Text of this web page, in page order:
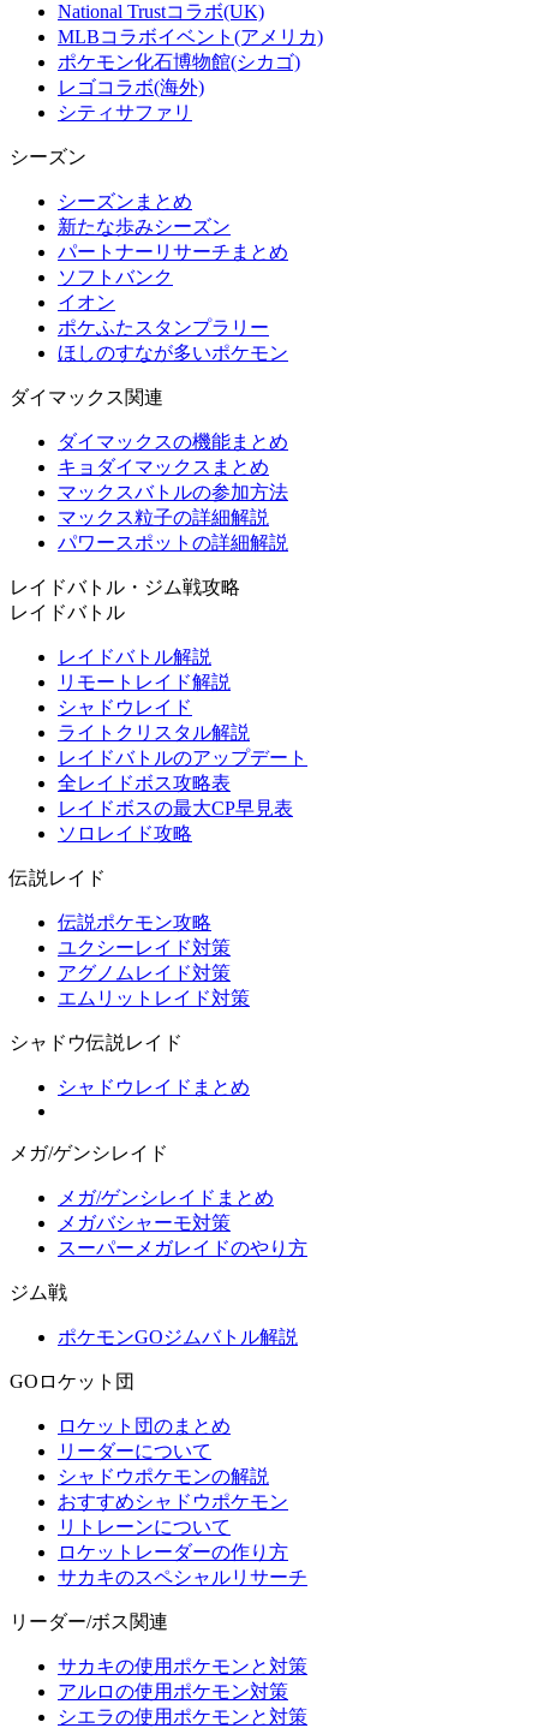
National Trustコラボ(UK)
MLBコラボイベント(アメリカ)
ポケモン化石博物館(シカゴ)
レゴコラボ(海外)
シティサファリ
シーズン
シーズンまとめ
新たな歩みシーズン
パートナーリサーチまとめ
ソフトバンク
イオン
ポケふたスタンプラリー
ほしのすなが多いポケモン
ダイマックス関連
ダイマックスの機能まとめ
キョダイマックスまとめ
マックスバトルの参加方法
マックス粒子の詳細解説
パワースポットの詳細解説
レイドバトル・ジム戦攻略
レイドバトル
レイドバトル解説
リモートレイド解説
シャドウレイド
ライトクリスタル解説
レイドバトルのアップデート
全レイドボス攻略表
レイドボスの最大CP早見表
ソロレイド攻略
伝説レイド
伝説ポケモン攻略
ユクシーレイド対策
アグノムレイド対策
エムリットレイド対策
シャドウ伝説レイド
シャドウレイドまとめ
メガ/ゲンシレイド
メガ/ゲンシレイドまとめ
メガバシャーモ対策
スーパーメガレイドのやり方
ジム戦
ポケモンGOジムバトル解説
GOロケット団
ロケット団のまとめ
リーダーについて
シャドウポケモンの解説
おすすめシャドウポケモン
リトレーンについて
ロケットレーダーの作り方
サカキのスペシャルリサーチ
リーダー/ボス関連
サカキの使用ポケモンと対策
アルロの使用ポケモン対策
シエラの使用ポケモンと対策